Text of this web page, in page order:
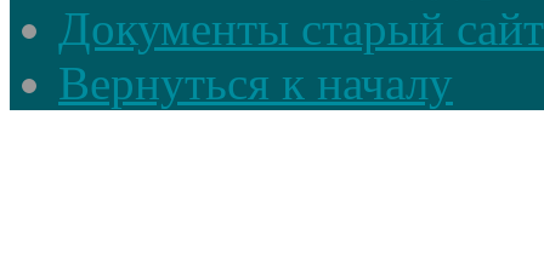
Документы старый сайт
Вернуться к началу